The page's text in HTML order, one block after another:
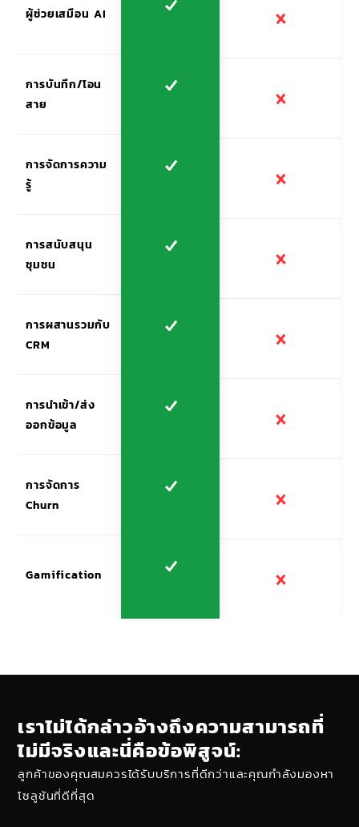
ผู้ช่วยเสมือน AI
การบันทึก/โอน
สาย
การจัดการความ
รู้
การสนับสนุน
ชุมชน
การผสานรวมกับ
CRM
การนำเข้า/ส่ง
ออกข้อมูล
การจัดการ
Churn
Gamification
เราไม่ได้กล่าวอ้างถึงความสามารถที่
ไม่มีจริงและนี่คือข้อพิสูจน์:
ลูกค้าของคุณสมควรได้รับบริการที่ดีกว่าและคุณกำลังมองหา
โซลูชันที่ดีที่สุด